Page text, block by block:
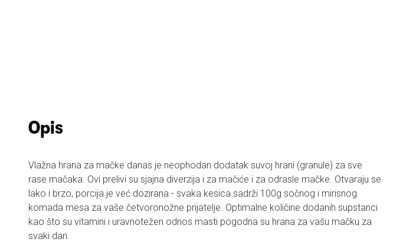
Opis
Vlažna hrana za mačke danas je neophodan dodatak suvoj hrani (granule) za sve
rase mačaka. Ovi prelivi su sjajna diverzija i za mačiće i za odrasle mačke. Otvaraju se
lako i brzo, porcija je već dozirana - svaka kesica sadrži 100g sočnog i mirisnog
komada mesa za vaše četvoronožne prijatelje. Optimalne količine dodanih supstanci
kao što su vitamini i uravnotežen odnos masti pogodna su hrana za vašu mačku za
svaki dan.